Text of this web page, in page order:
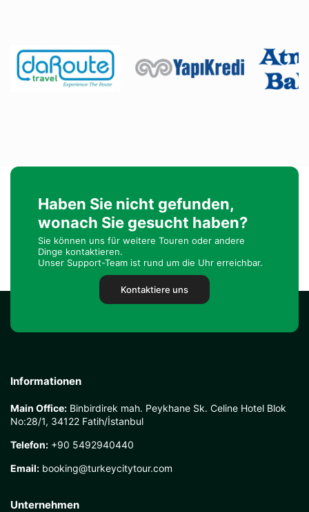
Haben Sie nicht gefunden,
wonach Sie gesucht haben?
Sie können uns für weitere Touren oder andere
Dinge kontaktieren.
Unser Support-Team ist rund um die Uhr erreichbar.
Kontaktiere uns
Informationen
Main Office: Binbirdirek mah. Peykhane Sk. Celine Hotel Blok
No:28/1, 34122 Fatih/İstanbul
Telefon: +90 5492940440
Email: booking@turkeycitytour.com
Unternehmen